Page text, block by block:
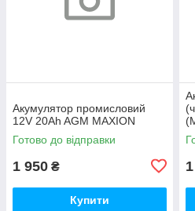
Акумулятор промисловий
12V 20Ah AGM MAXION
Готово до відправки
1 950 ₴
Купити